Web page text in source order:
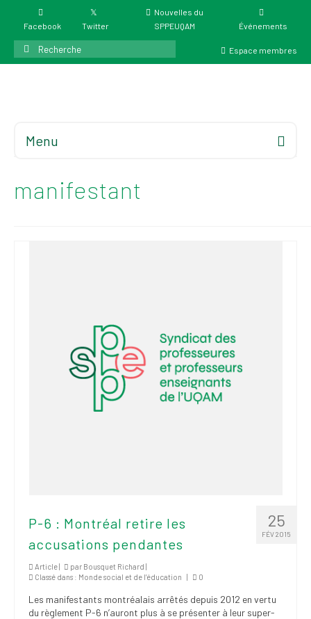
Facebook Twitter
Nouvelles du
SPPEUQAM
Événements
Rechercher
:
Espace membres
Menu
Statuts et
règlements
Politiques
d’écran – Place à
notre valorisation
(FNEEQ)
Vignettes
manifestant
25
FÉV 2015
P-6 : Montréal retire les
accusations pendantes
Article | par Bousquet Richard |
Classé dans : Monde social et de l’éducation | 0
Les manifestants montréalais arrêtés depuis 2012 en vertu
du règlement P-6 n’auront plus à se présenter à leur super-